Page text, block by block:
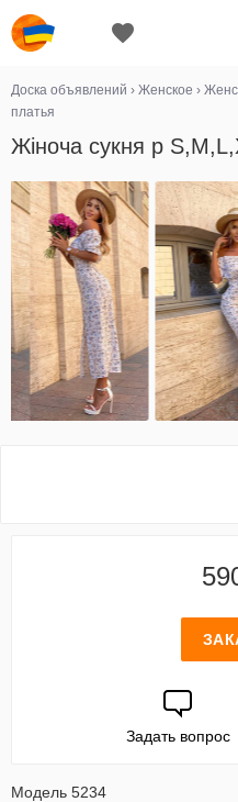
Доска объявлений › Женское ›
платья
Жіноча сукня р
Задать вопрос
Модель 5234